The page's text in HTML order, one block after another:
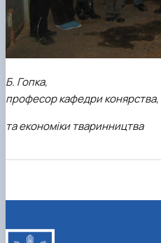
Б. Гопка,
професор кафедри конярства,
та економіки тваринництва